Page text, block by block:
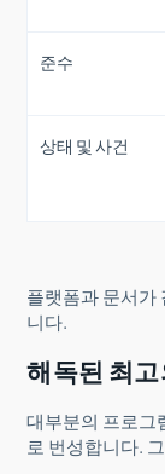
준수
상태 및 사건
플랫폼과 문서가
니다.
해독된 최
대부분의 프로그
로 번성합니다.